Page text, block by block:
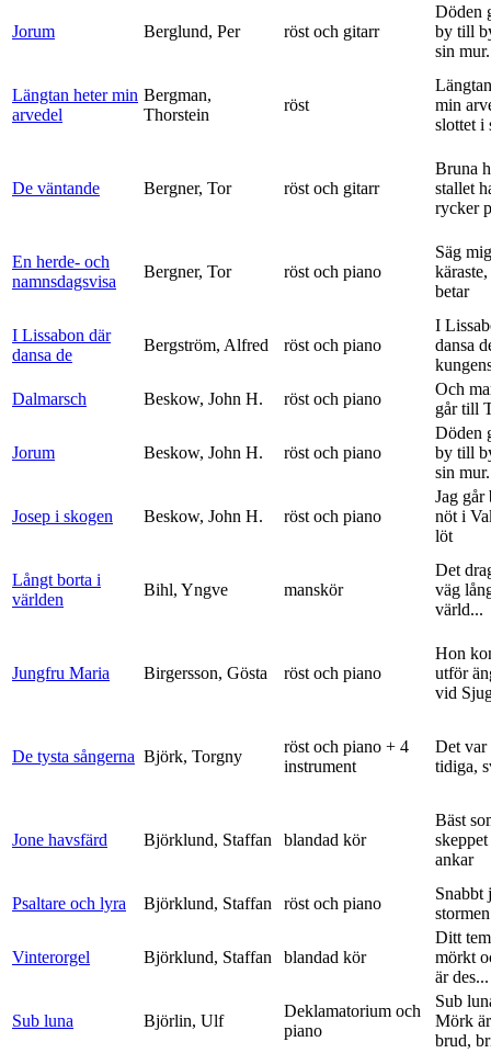
Jorum Berglund, Per röst och gitarr
Döden
by till
sin
Längtan heter min
arvedel
Bergman,
Thorstein
röst
min
slottet i
De väntande Bergner, Tor röst och gitarr
Bruna
stallet
rycker
En herde- och
namnsdagsvisa
Bergner, Tor röst och piano
Säg
betar
I Lissabon där
dansa de
Bergström, Alfred röst och piano
I
dansa
Dalmarsch
Beskow, John H. röst och piano
Och
går till
Jorum Beskow, John H. röst och piano
Döden
by till
sin
Josep i skogen Beskow, John H. röst och piano
Jag går
nöt i
löt
Långt borta i
världen
Bihl, Yngve manskör
Det
väg
värld...
Jungfru Maria Birgersson, Gösta röst och piano
Hon
utför
vid
De tysta sångerna Björk, Torgny
röst och piano + 4
instrument
Det var
tidiga,
Jone havsfärd Björklund, Staffan blandad kör
Bäst
ankar
Psaltare och lyra Björklund, Staffan röst och piano
Snabbt
Vinterorgel Björklund, Staffan blandad kör
Ditt
mörkt
är des...
Sub luna Björlin, Ulf
Deklamatorium och
piano
Sub
Mörk
brud,